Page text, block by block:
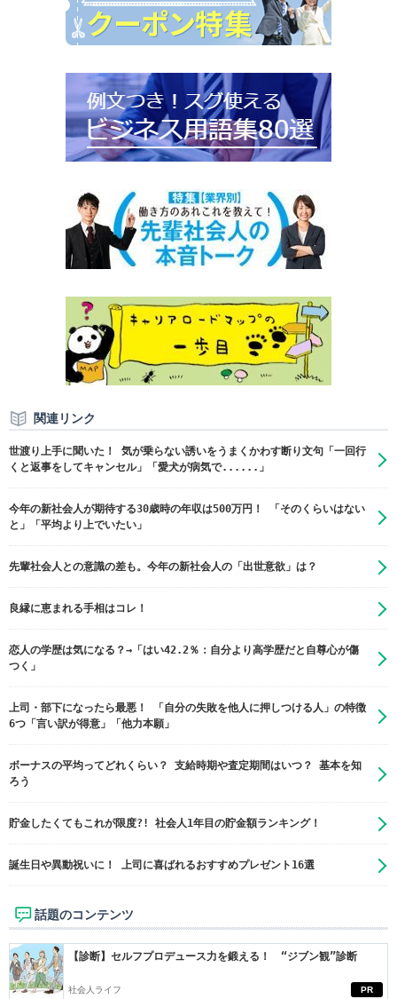
関連リンク
世渡り上手に聞いた！ 気が乗らない誘いをうまくかわす断り文句「一回行
くと返事をしてキャンセル」「愛犬が病気で......」
今年の新社会人が期待する30歳時の年収は500万円！ 「そのくらいはない
と」「平均より上でいたい」
先輩社会人との意識の差も。今年の新社会人の「出世意欲」は？
良縁に恵まれる手相はコレ！
恋人の学歴は気になる？→「はい42.2％：自分より高学歴だと自尊心が傷
つく」
上司・部下になったら最悪！ 「自分の失敗を他人に押しつける人」の特徴
6つ「言い訳が得意」「他力本願」
ボーナスの平均ってどれくらい？ 支給時期や査定期間はいつ？ 基本を知
ろう
貯金したくてもこれが限度?! 社会人1年目の貯金額ランキング！
誕生日や異動祝いに！ 上司に喜ばれるおすすめプレゼント16選
話題のコンテンツ
PR
【診断】セルフプロデュース力を鍛える！ “ジブン観”診断
社会人ライフ